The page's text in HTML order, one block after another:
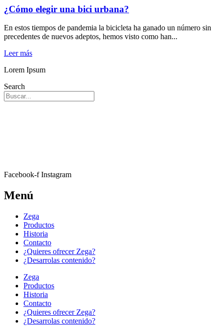
¿Cómo elegir una bici urbana?
En estos tiempos de pandemia la bicicleta ha ganado un número sin
precedentes de nuevos adeptos, hemos visto como han...
Leer más
Lorem Ipsum
Search
Facebook-f Instagram
Menú
Zega
Productos
Historia
Contacto
¿Quieres ofrecer Zega?
¿Desarrolas contenido?
Zega
Productos
Historia
Contacto
¿Quieres ofrecer Zega?
¿Desarrolas contenido?